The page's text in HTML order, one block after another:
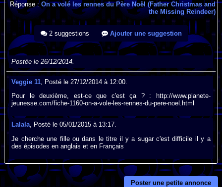
Réponse : On a volé les rennes du Père Noël (Father Christmas and
the Missing Reindeer)
2 suggestions Ajouter une suggestion
Postée le 26/12/2014.
Veggie 11 , Posté le 27/12/2014 à 12:00.
Pour le deuxième, est-ce que c'est ça ? : http://www.planete-
jeunesse.com/fiche-1160-on-a-vole-les-rennes-du-pere-noel.html
Lalala, Posté le 05/01/2015 à 13:17.
Je cherche une fille ou dans le titre il y a sugar c'est difficile il y a
des épisodes en anglais et en Français
Poster une petite annonce